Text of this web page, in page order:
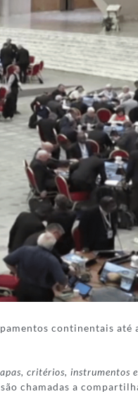
continentais até
critérios, instrumentos
chamadas a